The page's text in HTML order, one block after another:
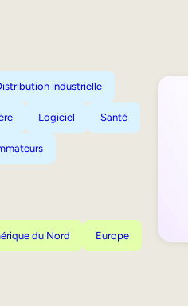
industrielle
Logiciel Santé
du Nord Europe